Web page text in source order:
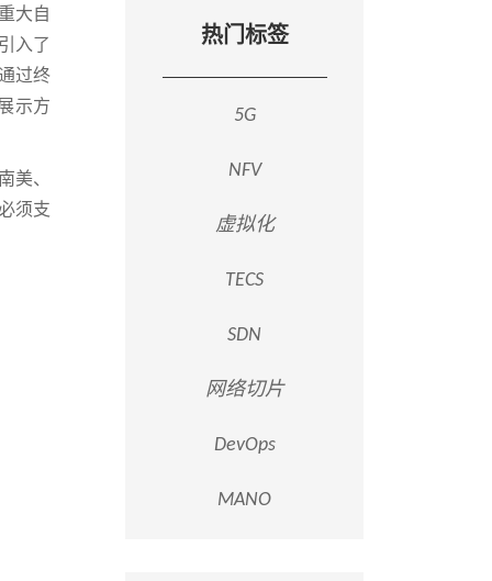
大自
入了
过终
示方
美、
须支
热门标签
5G
NFV
虚拟化
TECS
SDN
网络切片
DevOps
MANO